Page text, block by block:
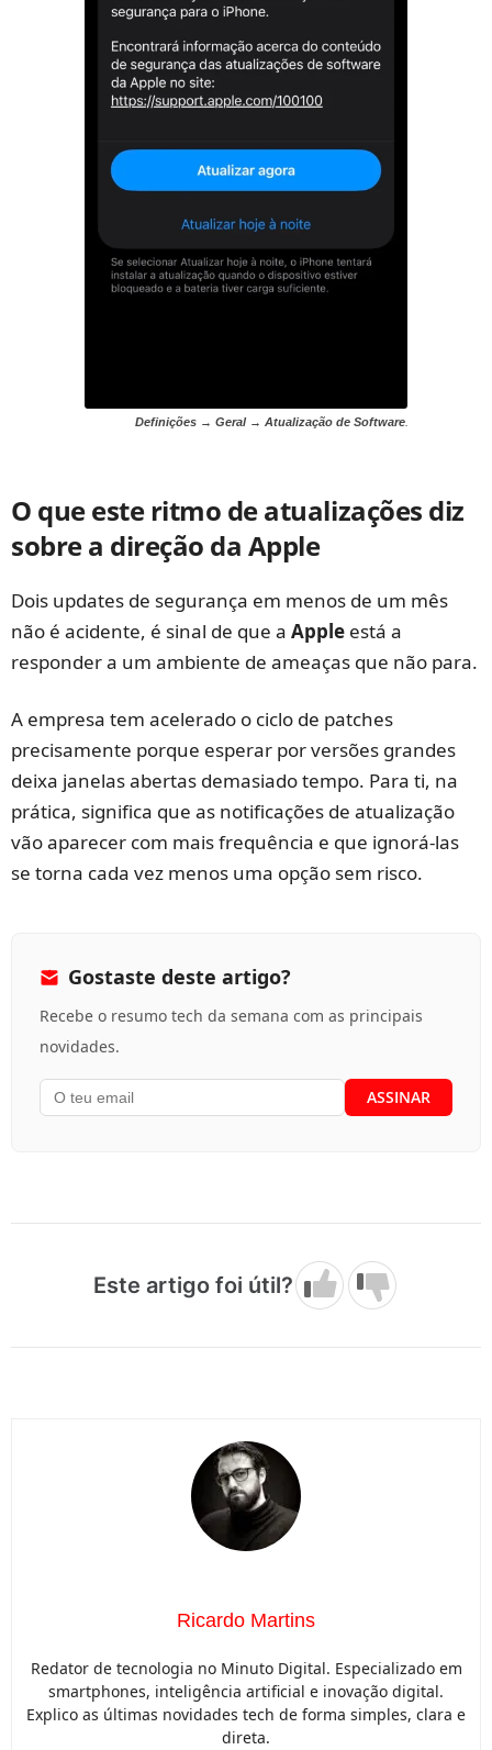
Definições → Geral → Atualização de Software.
O que este ritmo de atualizações diz
sobre a direção da Apple
Dois updates de segurança em menos de um mês
não é acidente, é sinal de que a Apple está a
responder a um ambiente de ameaças que não para.
A empresa tem acelerado o ciclo de patches
precisamente porque esperar por versões grandes
deixa janelas abertas demasiado tempo. Para ti, na
prática, significa que as notificações de atualização
vão aparecer com mais frequência e que ignorá-las
se torna cada vez menos uma opção sem risco.
Gostaste deste artigo?
Recebe o resumo tech da semana com as principais
novidades.
Este artigo foi útil?
Ricardo Martins
Redator de tecnologia no Minuto Digital. Especializado em
smartphones, inteligência artificial e inovação digital.
Explico as últimas novidades tech de forma simples, clara e
direta.